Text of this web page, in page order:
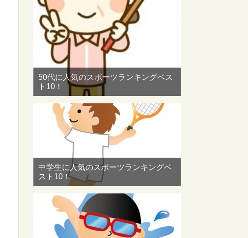
50代に人気のスポーツランキングベス
ト10！
中学生に人気のスポーツランキングベ
スト10！